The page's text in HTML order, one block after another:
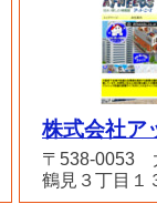
株式会社
〒538-0053
鶴見３丁目